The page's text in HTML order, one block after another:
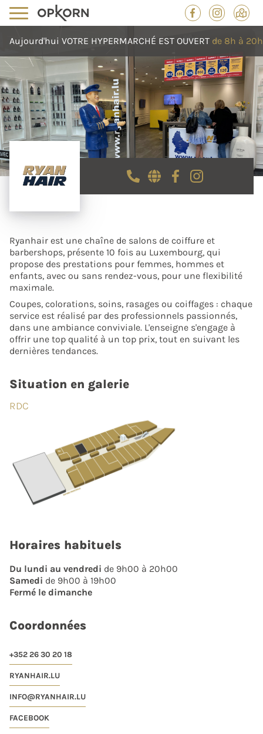
Aujourd'hui VOTRE HYPERMARCHÉ EST OUVERT de 8h à 20h
Ryanhair est une chaîne de salons de coiffure et
barbershops, présente 10 fois au Luxembourg, qui
propose des prestations pour femmes, hommes et
enfants, avec ou sans rendez-vous, pour une flexibilité
maximale.
Coupes, colorations, soins, rasages ou coiffages : chaque
service est réalisé par des professionnels passionnés,
dans une ambiance conviviale. L'enseigne s'engage à
offrir une top qualité à un top prix, tout en suivant les
dernières tendances.
Situation en galerie
RDC
Horaires habituels
Du lundi au vendredi de 9h00 à 20h00
Samedi de 9h00 à 19h00
Fermé le dimanche
Coordonnées
+352 26 30 20 18
RYANHAIR.LU
INFO@RYANHAIR.LU
FACEBOOK